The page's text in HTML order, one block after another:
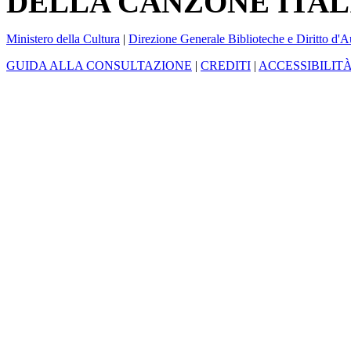
Ministero della Cultura | Direzione Generale Biblioteche e Diritto
GUIDA ALLA CONSULTAZIONE | CREDITI |